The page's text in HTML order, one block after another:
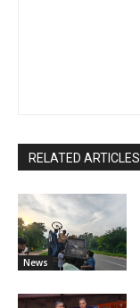
RELATED ARTICLES
News